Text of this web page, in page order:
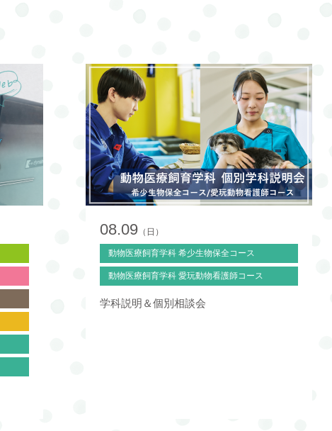
08.09 （日）
動物医療飼育学科 希少生物保全コース
動物医療飼育学科 愛玩動物看護師コース
学科説明＆個別相談会